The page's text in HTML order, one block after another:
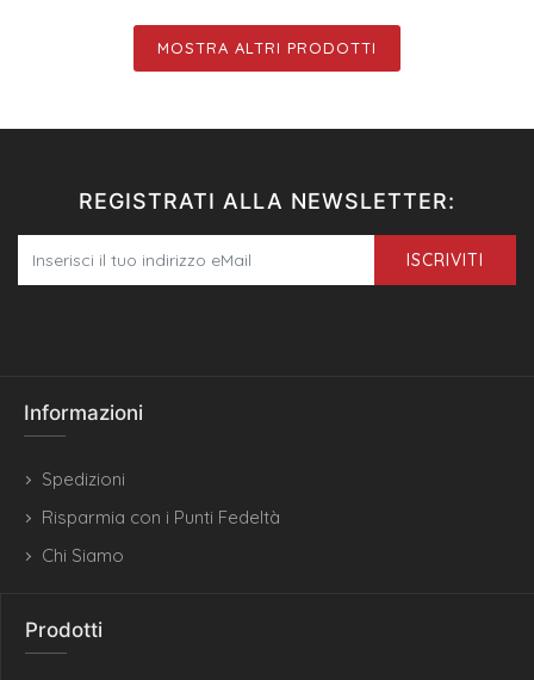
MOSTRA ALTRI PRODOTTI
REGISTRATI ALLA NEWSLETTER:
ISCRIVITI
Informazioni
Spedizioni
Risparmia con i Punti Fedeltà
Chi Siamo
Prodotti